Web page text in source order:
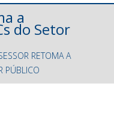
a
do Setor
RETOMA A
PÚBLICO